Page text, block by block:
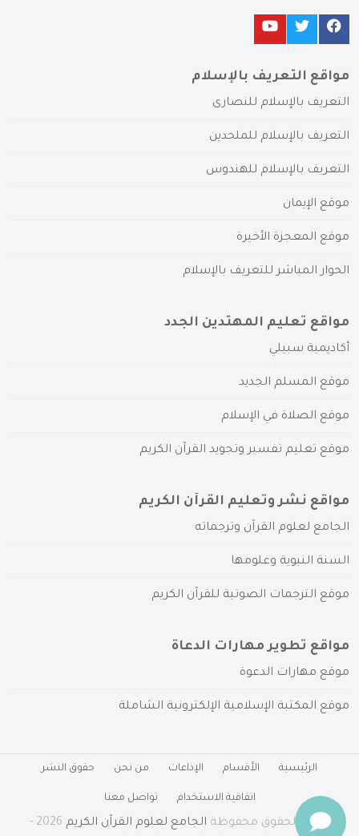
مواقع التعريف بالإسلام
التعريف بالإسلام للنصارى
التعريف بالإسلام للملحدين
التعريف بالإسلام للهندوس
موقع الإيمان
موقع المعجزة الأخيرة
الحوار المباشر للتعريف بالإسلام
مواقع تعليم المهتدين الجدد
أكاديمية سبيلي
موقع المسلم الجديد
موقع الصلاة في الإسلام
موقع تعليم تفسير وتجويد القرآن الكريم
مواقع نشر وتعليم القرآن الكريم
الجامع لعلوم القرآن وترجماته
السنة النبوية وعلومها
موقع الترجمات الصوتية للقرآن الكريم
مواقع تطوير مهارات الدعاة
موقع مهارات الدعوة
موقع المكتبة الإسلامية الإلكترونية الشاملة
الرئيسية الأقسام الإذاعات من نحن حقوق النشر
اتفاقية الاستخدام تواصل معنا
جميع الحقوق محفوظة الجامع لعلوم القرآن الكريم
2026 -